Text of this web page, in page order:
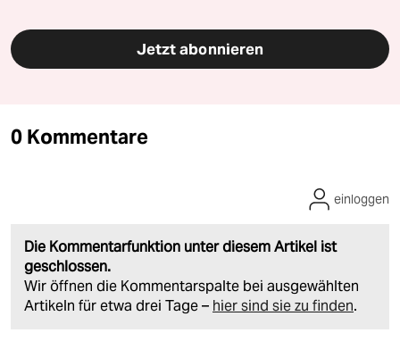
Jetzt abonnieren
0 Kommentare
Die Kommentarfunktion unter diesem Artikel ist
geschlossen.
Wir öffnen die Kommentarspalte bei ausgewählten
Artikeln für etwa drei Tage – hier sind sie zu finden.
einloggen